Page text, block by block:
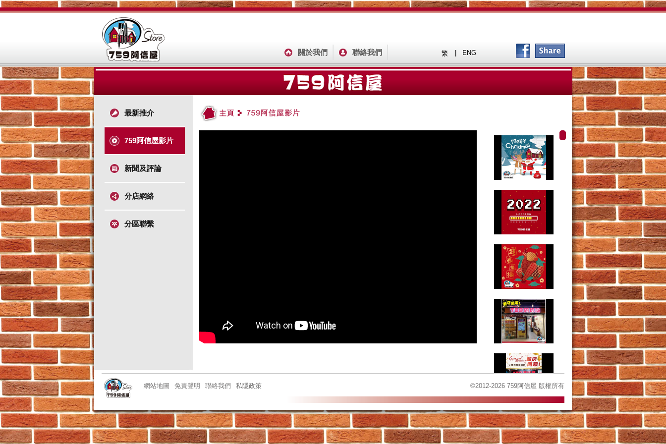
繁 ENG
關於我們 聯絡我們
最新推介
759阿信屋影片
新聞及評論
分店網絡
分區聯繫
網站地圖 免責聲明 聯絡我們 私隱政策 ©2012-2026 759阿信屋 版權所有